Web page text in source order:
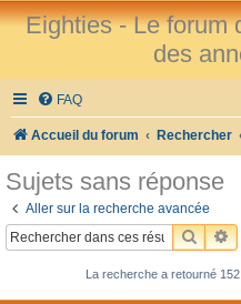
Eighties - Le forum
des
FAQ
Accueil du forum Rechercher
Sujets sans réponse
Aller sur la recherche avancée
La recherche a retourné